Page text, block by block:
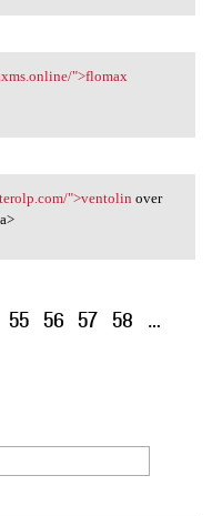
">flomax
">ventolin over
55 56 57 58 …